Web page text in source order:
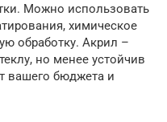
Можно использовать
химическое
обработку. Акрил –
но менее устойчив
вашего бюджета и